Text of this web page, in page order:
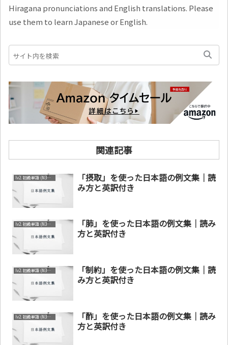
Hiragana pronunciations and English translations. Please
use them to learn Japanese or English.
関連記事
lv2. 初級単語 (N3～N4)
「摂取」を使った日本語の例文集｜読
み方と英訳付き
lv2. 初級単語 (N3～N4)
「肺」を使った日本語の例文集｜読み
方と英訳付き
lv2. 初級単語 (N3～N4)
「制約」を使った日本語の例文集｜読
み方と英訳付き
lv2. 初級単語 (N3～N4)
「酢」を使った日本語の例文集｜読み
方と英訳付き